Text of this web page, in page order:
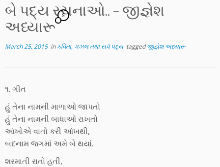
બે પદ્ય રચનાઓ.. – જીજ્ઞેશ
અધ્યારૂ
9
March 25, 2015inકવિતા, ગઝલ તથા સર્વ પદ્ય taggedજીજ્ઞેશ અધ્યારૂ
૧. ગીત
હું તેના નામની માળાઓ જાપતો
હું તેના નામની બાધાઓ રાખતો
આંખોએ વાતો કરી આંખથી,
બદનામ જગમાં અમે બે થયાં.
શરમાતી રાતો હતી,